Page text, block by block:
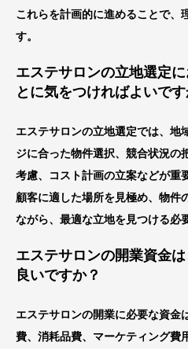
これらを計画的に進めることで、
す。
エステサロンの立地選定
とに気をつければよいです
エステサロンの立地選定では、地
ジに合った物件選択、競合状況の
考慮、コスト計画の立案などが重
顧客に適した場所を見極め、物件
ながら、最適な立地を見つける必
エステサロンの開業資金
良いですか？
エステサロンの開業に必要な資金
費、消耗品費、マーケティング費